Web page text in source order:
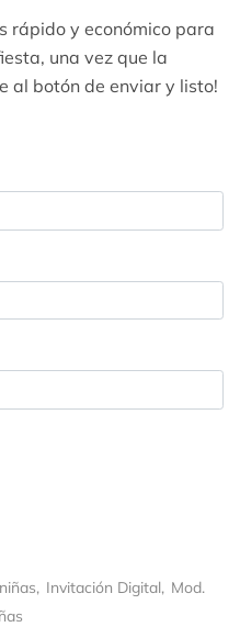
rápido y económico para
una vez que la
al botón de enviar y listo!
, Invitación Digital, Mod.